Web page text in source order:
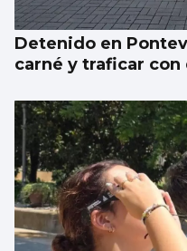
Detenido en
carné y traficar con